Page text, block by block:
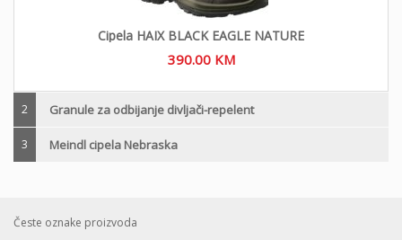
Cipela HAIX BLACK EAGLE NATURE
390.00 KM
2 Granule za odbijanje divljači-repelent
3 Meindl cipela Nebraska
Česte oznake proizvoda